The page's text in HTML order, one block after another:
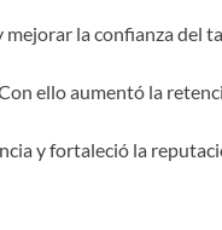
la confianza del
ello aumentó la
y fortaleció la